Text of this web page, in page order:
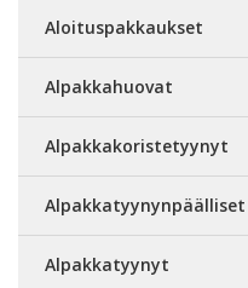
Aloituspakkaukset
Alpakkahuovat
Alpakkakoristetyynyt
Alpakkatyynynpäälliset
Alpakkatyynyt